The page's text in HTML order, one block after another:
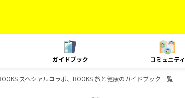
ガイドブック コミュニティ
スペシャルコラボ、BOOKS 旅と健康のガイドブック一覧